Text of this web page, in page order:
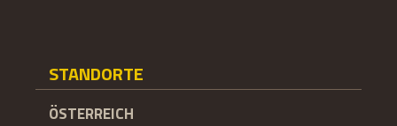
STANDORTE
ÖSTERREICH